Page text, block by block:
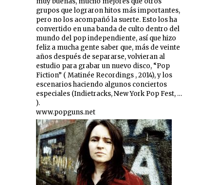
grupos que lograron hitos más importantes,
pero no los acompañó la suerte. Esto los ha
convertido en una banda de culto dentro del
mundo del pop independiente, así que hizo
feliz a mucha gente saber que, más de veinte
años después de separarse, volvieran al
estudio para grabar un nuevo disco, “Pop
Fiction” ( Matinée Recordings , 2014), y los
escenarios haciendo algunos conciertos
especiales (Indietracks, New York Pop Fest, …
).
www.popguns.net